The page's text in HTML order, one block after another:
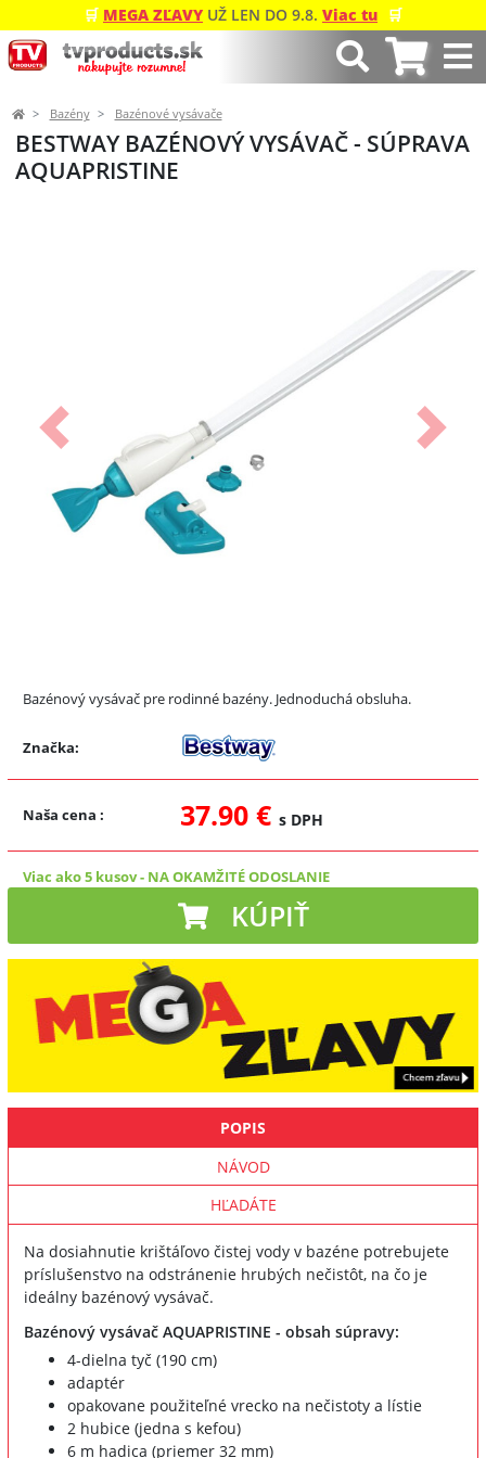
🛒 MEGA ZĽAVY UŽ LEN DO 9.8. Viac tu 🛒
Bazény Bazénové vysávače
BESTWAY BAZÉNOVÝ VYSÁVAČ - SÚPRAVA
AQUAPRISTINE
Predchádzajúci Ďalší
Bazénový vysávač pre rodinné bazény. Jednoduchá obsluha.
Značka:
Naša cena : 37.90 € s DPH
Viac ako 5 kusov- NA OKAMŽITÉ ODOSLANIE
KÚPIŤ
POPIS
NÁVOD
HĽADÁTE
Na dosiahnutie krištáľovo čistej vody v bazéne potrebujete
príslušenstvo na odstránenie hrubých nečistôt, na čo je
ideálny bazénový vysávač.
Bazénový vysávač AQUAPRISTINE - obsah súpravy:
4-dielna tyč (190 cm)
adaptér
opakovane použiteľné vrecko na nečistoty a lístie
2 hubice (jedna s kefou)
6 m hadica (priemer 32 mm)